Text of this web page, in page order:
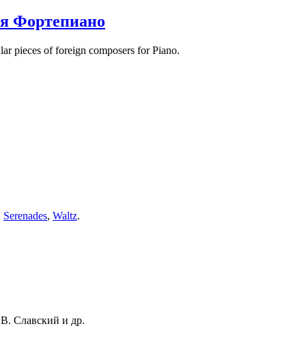
Фортепиано
pieces of foreign composers for Piano.
Serenades, Waltz.
Славский и др.